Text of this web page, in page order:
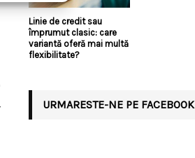
Linie de credit sau
împrumut clasic: care
variantă oferă mai multă
flexibilitate?
URMARESTE-NE PE FACEBOOK